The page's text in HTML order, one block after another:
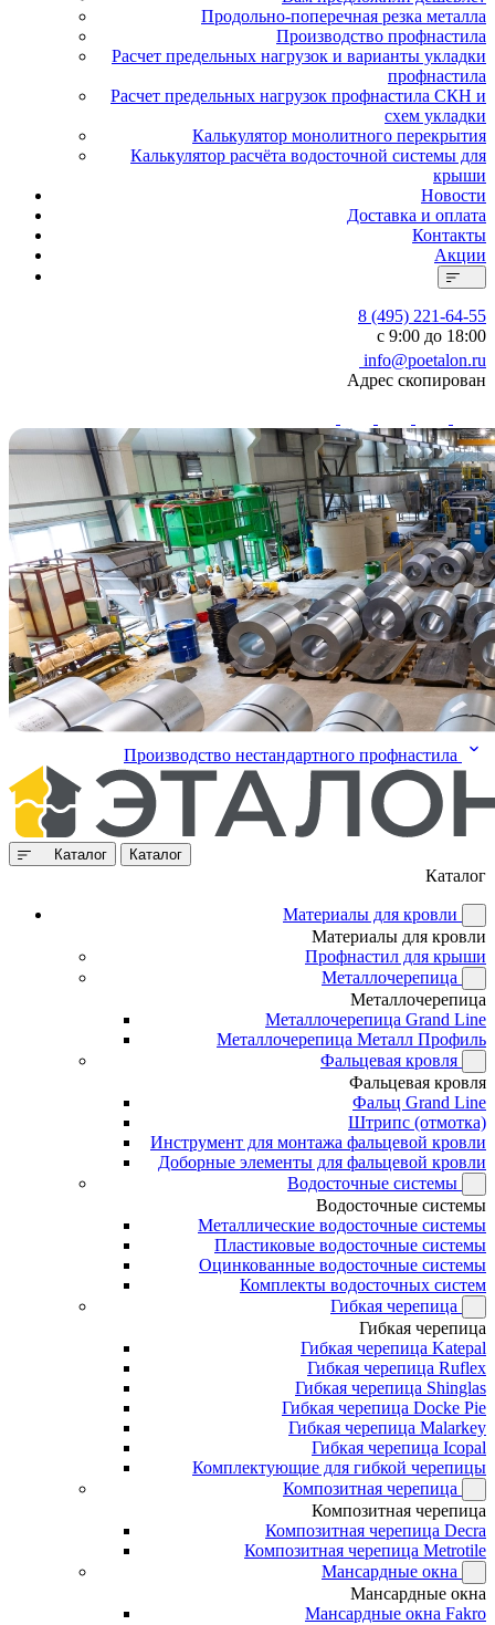
Продольно-поперечная резка металла
Производство профнастила
Расчет предельных нагрузок и варианты укладки
профнастила
Расчет предельных нагрузок профнастила СКН и
схем укладки
Калькулятор монолитного перекрытия
Калькулятор расчёта водосточной системы для
крыши
Новости
Доставка и оплата
Контакты
Акции
8 (495) 221-64-55
с 9:00 до 18:00
info@poetalon.ru
Адрес скопирован
Производство нестандартного профнастила
Каталог Каталог
Каталог
Материалы для кровли
Материалы для кровли
Профнастил для крыши
Металлочерепица
Металлочерепица
Металлочерепица Grand Line
Металлочерепица Металл Профиль
Фальцевая кровля
Фальцевая кровля
Фальц Grand Line
Штрипс (отмотка)
Инструмент для монтажа фальцевой кровли
Доборные элементы для фальцевой кровли
Водосточные системы
Водосточные системы
Металлические водосточные системы
Пластиковые водосточные системы
Оцинкованные водосточные системы
Комплекты водосточных систем
Гибкая черепица
Гибкая черепица
Гибкая черепица Katepal
Гибкая черепица Ruflex
Гибкая черепица Shinglas
Гибкая черепица Docke Pie
Гибкая черепица Malarkey
Гибкая черепица Icopal
Комплектующие для гибкой черепицы
Композитная черепица
Композитная черепица
Композитная черепица Decra
Композитная черепица Metrotile
Мансардные окна
Мансардные окна
Мансардные окна Fakro